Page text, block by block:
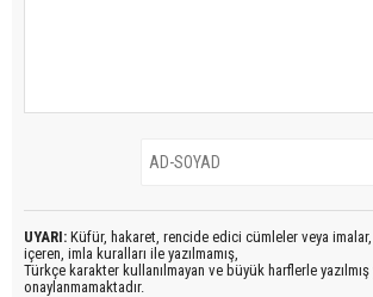
UYARI: Küfür, hakaret, rencide edici cümleler veya imalar,
içeren, imla kuralları ile yazılmamış,
Türkçe karakter kullanılmayan ve büyük harflerle
onaylanmamaktadır.